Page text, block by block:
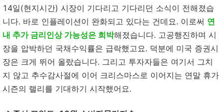
14일(현지시간) 시장이 기다리고 기다리던 소식이 전해졌습
니다. 바로 인플레이션이 완화되고 있다는 건데요. 이로써 연
내 추가 금리인상 가능성은 희박해졌습니다. 고공행진하며 시
장을 압박하던 국채수익률은 급락했고요. 덕분에 미국 증권시
장은 크게 뛰어 올랐습니다. 그리고 투자자들은 여기서 그치
지 않고 추수감사절에 이어 크리스마스로 이어지는 연말 휴가
시즌의 랠리를 기대하기 시작했어요.